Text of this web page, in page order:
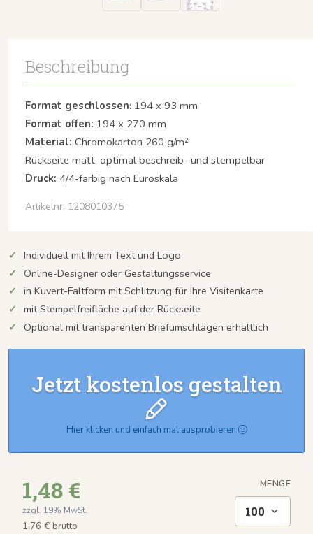
Beschreibung
Format geschlossen: 194 x 93 mm
Format offen: 194 x 270 mm
Material: Chromokarton 260 g/m²
Rückseite matt, optimal beschreib- und stempelbar
Druck: 4/4-farbig nach Euroskala
Artikelnr. 1208010375
Individuell mit Ihrem Text und Logo
Online-Designer oder Gestaltungsservice
in Kuvert-Faltform mit Schlitzung für Ihre Visitenkarte
mit Stempelfreifläche auf der Rückseite
Optional mit transparenten Briefumschlägen erhältlich
Hier klicken und einfach mal ausprobieren
1,48 €
zzgl. 19% MwSt.
1,76 € brutto
MENGE
100